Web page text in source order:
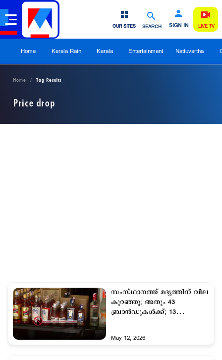
SEARCH SIGN IN
OUR SITES LIVE TV
Home Kerala Rain Kerala Entertainment Nattuvartha
Home Tag Results
Price drop
സംസ്ഥാനത്ത് മദ്യത്തിന് വില
കുറഞ്ഞു; അതും 43
ബ്രാൻഡുകള്‍ക്ക്; 13
May 12, 2026